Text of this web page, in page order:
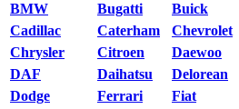
BMW
Bugatti
Buick
Cadillac
Caterham
Chevrolet
Chrysler
Citroen
Daewoo
DAF
Daihatsu
Delorean
Dodge
Ferrari Fiat